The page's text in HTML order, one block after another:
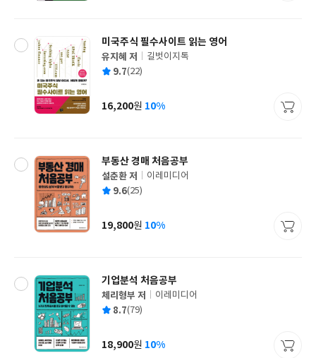
미국주식 필수사이트 읽는 영어
글
쓴
유지혜 저
출
사
길벗이지톡
평 9.7(22)
가
16,200원 10%
부동산 경매 처음공부
글
쓴
설춘환 저
출
사
이레미디어
평 9.6(25)
가
19,800원 10%
기업분석 처음공부
글
쓴
체리형부 저
출
사
이레미디어
평 8.7(79)
가
18,900원 10%